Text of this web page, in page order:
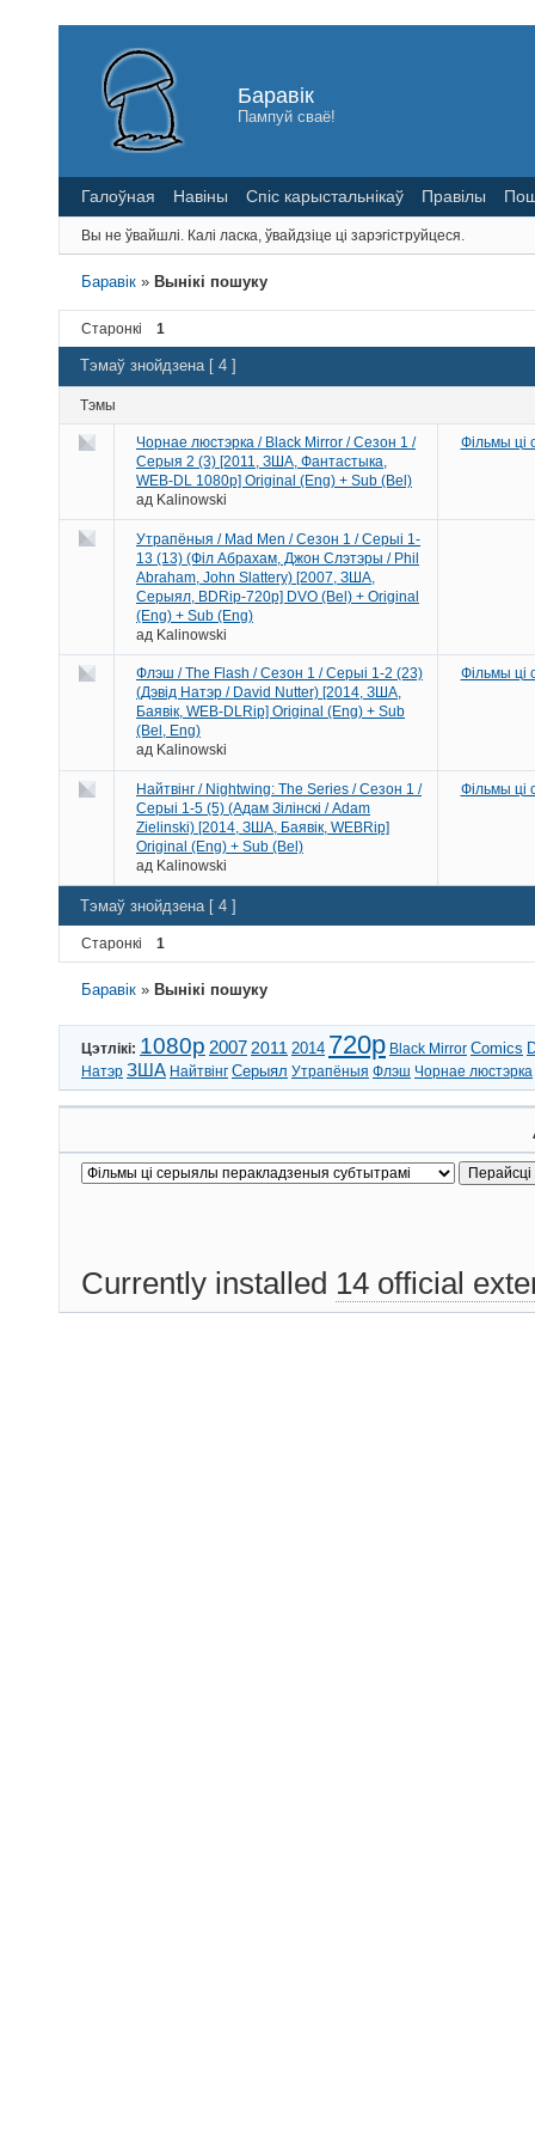
Баравік
Пампуй сваё!
Галоўная Навіны Спіс карыстальнікаў Правілы
Вы не ўвайшлі. Калі ласка, ўвайдзіце ці зарэгіструйцеся.
Баравік » Вынікі пошуку
Старонкі 1
Тэмаў знойдзена [ 4 ]
Тэмы
Чорнае люстэрка / Black Mirror / Сезон 1 /
Серыя 2 (3) [2011, ЗША, Фантастыка,
WEB-DL 1080p] Original (Eng) + Sub (Bel)
ад Kalinowski
Фільмы ці
Утрапёныя / Mad Men / Сезон 1 / Серыі 1-
13 (13) (Філ Абрахам, Джон Слэтэры / Phil
Abraham, John Slattery) [2007, ЗША,
Серыял, BDRip-720p] DVO (Bel) + Original
(Eng) + Sub (Eng)
ад Kalinowski
Флэш / The Flash / Сезон 1 / Серыі 1-2 (23)
(Дэвід Натэр / David Nutter) [2014, ЗША,
Баявік, WEB-DLRip] Original (Eng) + Sub
(Bel, Eng)
ад Kalinowski
Фільмы ці
Найтвінг / Nightwing: The Series / Сезон 1 /
Серыі 1-5 (5) (Адам Зілінскі / Adam
Zielinski) [2014, ЗША, Баявік, WEBRip]
Original (Eng) + Sub (Bel)
ад Kalinowski
Фільмы ці
Тэмаў знойдзена [ 4 ]
Старонкі 1
Баравік » Вынікі пошуку
Цэтлікі: 1080p 2007 2011 2014 720p Black Mirror Comics
Натэр ЗША Найтвінг Серыял Утрапёныя Флэш Чорнае люстэрка
Currently installed 14 official